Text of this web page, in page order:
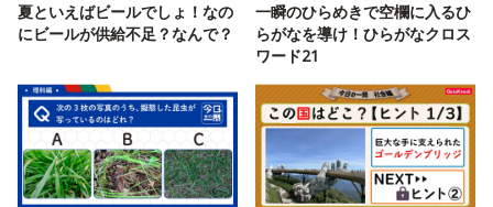
夏といえばビールでしょ！なの
にビールが供給不足？なんで？
一瞬のひらめきで空欄に入るひ
らがなを導け！ひらがなクロス
ワード21